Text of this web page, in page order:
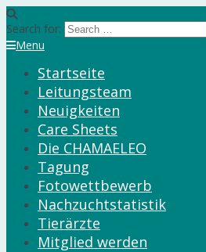
Search for:
Menu
Startseite
Leitungsteam
Neuigkeiten
Care Sheets
Die CHAMAELEO
Tagung
Fotowettbewerb
Nachzuchtstatistik
Tierärzte
Mitglied werden